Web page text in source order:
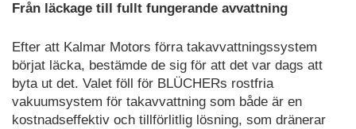
Från läckage till fullt fungerande avvattning
Efter att Kalmar Motors förra takavvattningssystem
börjat läcka, bestämde de sig för att det var dags att
byta ut det. Valet föll för BLÜCHERs rostfria
vakuumsystem för takavvattning som både är en
kostnadseffektiv och tillförlitlig lösning, som dränerar